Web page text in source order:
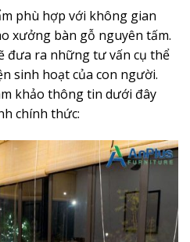
phù hợp với không gian
xưởng bàn gỗ nguyên tấm.
đưa ra những tư vấn cụ thể
sinh hoạt của con người.
khảo thông tin dưới đây
chính thức: